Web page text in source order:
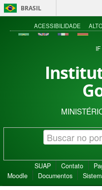
BRASIL
ACESSIBILIDADE
SUAP Contato
Moodle
Documentos